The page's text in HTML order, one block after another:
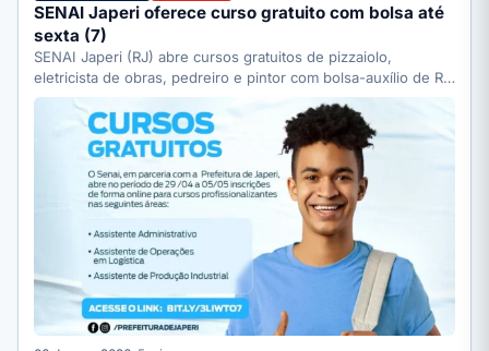
SENAI Japeri oferece curso gratuito com bolsa até
sexta (7)
SENAI Japeri (RJ) abre cursos gratuitos de pizzaiolo,
eletricista de obras, pedreiro e pintor com bolsa-auxílio de R$
…